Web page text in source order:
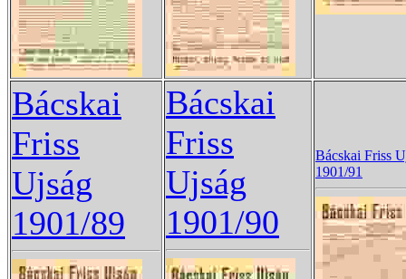
Bácskai
Friss
Ujság
1901/89
Bácskai
Friss
Ujság
1901/90
Bácskai Friss
1901/91